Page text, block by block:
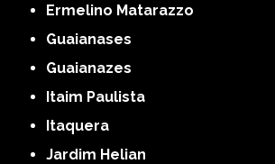
Ermelino Matarazzo
Guaianases
Guaianazes
Itaim Paulista
Itaquera
Jardim Helian